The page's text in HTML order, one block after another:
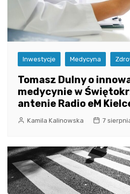
Inwestycje Medycyna
Tomasz Dulny o
medycynie w
antenie Radio eM
Kamila Kalinowska 7